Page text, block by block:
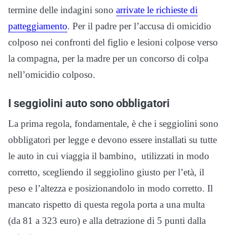
termine delle indagini sono arrivate le richieste di
patteggiamento. Per il padre per l’accusa di omicidio
colposo nei confronti del figlio e lesioni colpose verso
la compagna, per la madre per un concorso di colpa
nell’omicidio colposo.
I seggiolini auto sono obbligatori
La prima regola, fondamentale, è che i seggiolini sono
obbligatori per legge e devono essere installati su tutte
le auto in cui viaggia il bambino, utilizzati in modo
corretto, scegliendo il seggiolino giusto per l’età, il
peso e l’altezza e posizionandolo in modo corretto. Il
mancato rispetto di questa regola porta a una multa
(da 81 a 323 euro) e alla detrazione di 5 punti dalla